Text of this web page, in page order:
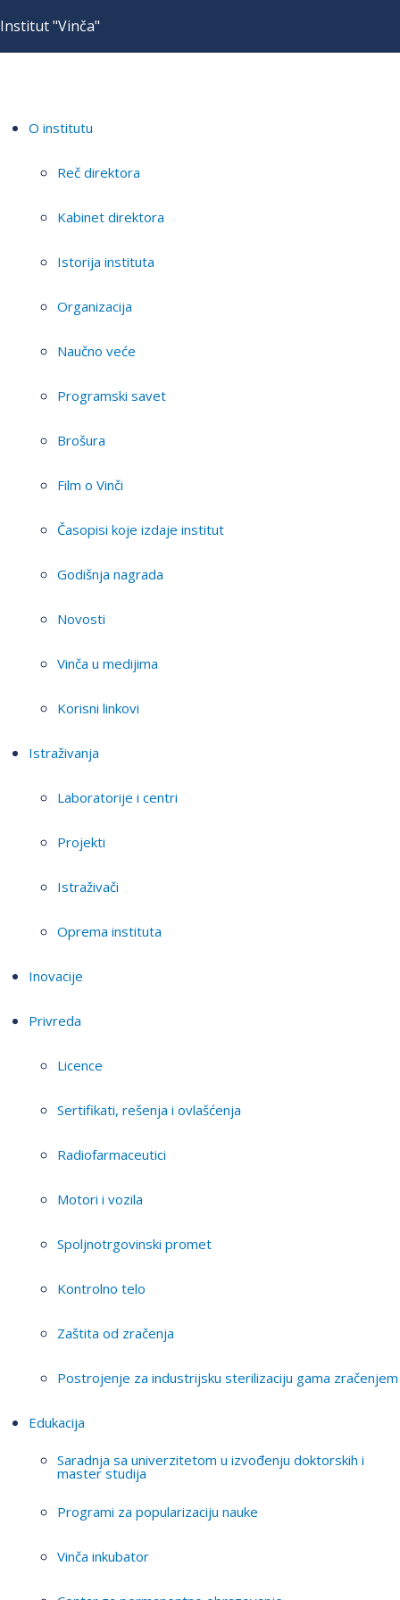
Institut "Vinča"
O institutu
Reč direktora
Kabinet direktora
Istorija instituta
Organizacija
Naučno veće
Programski savet
Brošura
Film o Vinči
Časopisi koje izdaje institut
Godišnja nagrada
Novosti
Vinča u medijima
Korisni linkovi
Istraživanja
Laboratorije i centri
Projekti
Istraživači
Oprema instituta
Inovacije
Privreda
Licence
Sertifikati, rešenja i ovlašćenja
Radiofarmaceutici
Motori i vozila
Spoljnotrgovinski promet
Kontrolno telo
Zaštita od zračenja
Postrojenje za industrijsku sterilizaciju gama zračenjem
Edukacija
Saradnja sa univerzitetom u izvođenju doktorskih i
master studija
Programi za popularizaciju nauke
Vinča inkubator